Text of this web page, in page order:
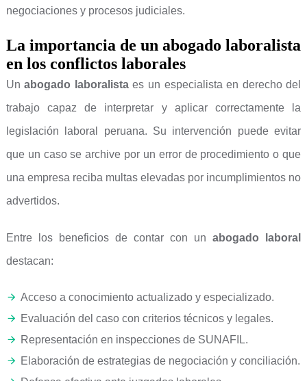
negociaciones y procesos judiciales.
La importancia de un abogado laboralista
en los conflictos laborales
Unabogado laboralistaes un especialista en derecho del
trabajo capaz de interpretar y aplicar correctamente la
legislación laboral peruana. Su intervención puede evitar
que un caso se archive por un error de procedimiento o que
una empresa reciba multas elevadas por incumplimientos no
advertidos.
Entre los beneficios de contar con unabogado laboral
destacan:
Acceso a conocimiento actualizado y especializado.
Evaluación del caso con criterios técnicos y legales.
Representación en inspecciones de SUNAFIL.
Elaboración de estrategias de negociación y conciliación.